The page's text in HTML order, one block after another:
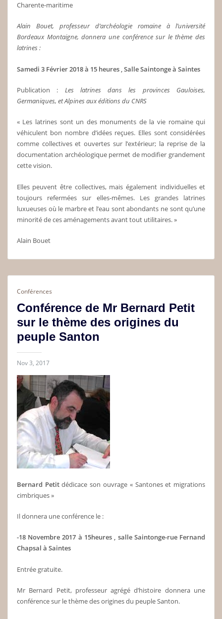
Charente-maritime
Alain Bouet, professeur d’archéologie romaine à l’université
Bordeaux Montaigne, donnera une conférence sur le thème des
latrines :
Samedi 3 Février 2018 à 15 heures , Salle Saintonge à Saintes
Publication : Les latrines dans les provinces Gauloises,
Germaniques, et Alpines aux éditions du CNRS
« Les latrines sont un des monuments de la vie romaine qui
véhiculent bon nombre d’idées reçues. Elles sont considérées
comme collectives et ouvertes sur l’extérieur; la reprise de la
documentation archéologique permet de modifier grandement
cette vision.
Elles peuvent être collectives, mais également individuelles et
toujours refermées sur elles-mêmes. Les grandes latrines
luxueuses où le marbre et l’eau sont abondants ne sont qu’une
minorité de ces aménagements avant tout utilitaires. »
Alain Bouet
Conférences
Conférence de Mr Bernard Petit
sur le thème des origines du
peuple Santon
Nov 3, 2017
Bernard Petitdédicace son ouvrage « Santones et migrations
cimbriques »
Il donnera une conférence le :
-18 Novembre 2017 à 15heures , salle Saintonge-rue Fernand
Chapsal à Saintes
Entrée gratuite.
Mr Bernard Petit, professeur agrégé d’histoire donnera une
conférence sur le thème des origines du peuple Santon.